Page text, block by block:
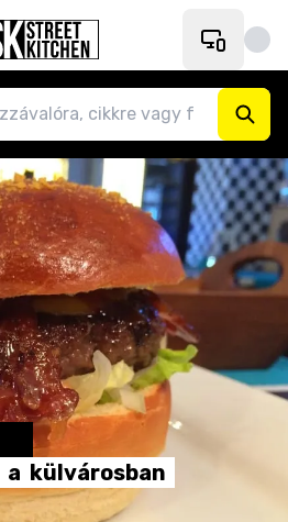
a külvárosban